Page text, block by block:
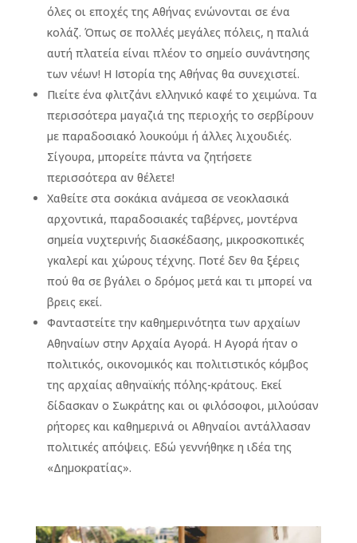
όλες οι εποχές της Αθήνας ενώνονται σε ένα
κολάζ. Όπως σε πολλές μεγάλες πόλεις, η παλιά
αυτή πλατεία είναι πλέον το σημείο συνάντησης
των νέων! Η Ιστορία της Αθήνας θα συνεχιστεί.
Πιείτε ένα φλιτζάνι ελληνικό καφέ το χειμώνα. Τα
περισσότερα μαγαζιά της περιοχής το σερβίρουν
με παραδοσιακό λουκούμι ή άλλες λιχουδιές.
Σίγουρα, μπορείτε πάντα να ζητήσετε
περισσότερα αν θέλετε!
Χαθείτε στα σοκάκια ανάμεσα σε νεοκλασικά
αρχοντικά, παραδοσιακές ταβέρνες, μοντέρνα
σημεία νυχτερινής διασκέδασης, μικροσκοπικές
γκαλερί και χώρους τέχνης. Ποτέ δεν θα ξέρεις
πού θα σε βγάλει ο δρόμος μετά και τι μπορεί να
βρεις εκεί.
Φανταστείτε την καθημερινότητα των αρχαίων
Αθηναίων στην Αρχαία Αγορά. Η Αγορά ήταν ο
πολιτικός, οικονομικός και πολιτιστικός κόμβος
της αρχαίας αθηναϊκής πόλης-κράτους. Εκεί
δίδασκαν ο Σωκράτης και οι φιλόσοφοι, μιλούσαν
ρήτορες και καθημερινά οι Αθηναίοι αντάλλασαν
πολιτικές απόψεις. Εδώ γεννήθηκε η ιδέα της
«Δημοκρατίας».